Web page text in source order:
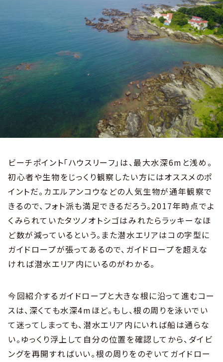
ビーチポイント「ハウスリーフ」は、最大水深6mと浅め。
初心者や生物をじっくり観察したい方にはオススメのポ
イントだ。カエルアンコウなどの人気生物が通年観察で
きるので、フォト派も満足できるだろう。2017年時点でよ
くみられていたタツノオトシゴはみれたらラッキーなほ
ど数が減っているという。また潜水エリアはコの字型に
ガイドロープが張ってあるので、ガイドロープを超えな
ければ潜水エリア内にいるのがわかる。
今回紹介するガイドロープと大きな根に沿って進むコー
スは、深くても水深4mほど。もし、根の周りを泳いでい
て迷ってしまっても、潜水エリア内にいれば船は通らな
い。ゆっくり浮上して自分の位置を確認してから、ダイビ
ングを再開すればいい。根の周りをのぞいてガイドロー